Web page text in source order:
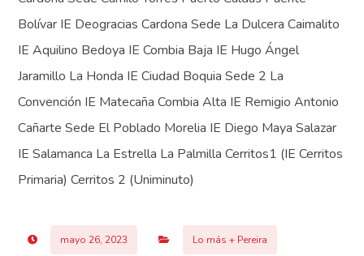
Bolívar IE Deogracias Cardona Sede La Dulcera Caimalito
IE Aquilino Bedoya IE Combia Baja IE Hugo Ángel
Jaramillo La Honda IE Ciudad Boquia Sede 2 La
Convención IE Matecaña Combia Alta IE Remigio Antonio
Cañarte Sede El Poblado Morelia IE Diego Maya Salazar
IE Salamanca La Estrella La Palmilla Cerritos1 (IE Cerritos
Primaria) Cerritos 2 (Uniminuto)
mayo 26, 2023 Lo más + Pereira